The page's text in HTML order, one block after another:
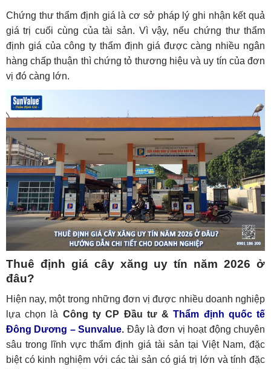
Chứng thư thẩm định giá là cơ sở pháp lý ghi nhận kết quả
giá trị cuối cùng của tài sản. Vì vậy, nếu chứng thư thẩm
định giá của công ty thẩm định giá được càng nhiều ngân
hàng chấp thuận thì chứng tỏ thương hiệu và uy tín của đơn
vị đó càng lớn.
Thuê định giá cây xăng uy tín năm 2026 ở
đâu?
Hiện nay, một trong những đơn vị được nhiều doanh nghiệp
lựa chọn là Công ty CP Đầu tư &Thẩm định quốc tế
Đông Dương – Sunvalue. Đây là đơn vị hoạt động chuyên
sâu trong lĩnh vực thẩm định giá tài sản tại Việt Nam, đặc
biệt có kinh nghiệm với các tài sản có giá trị lớn và tính đặc